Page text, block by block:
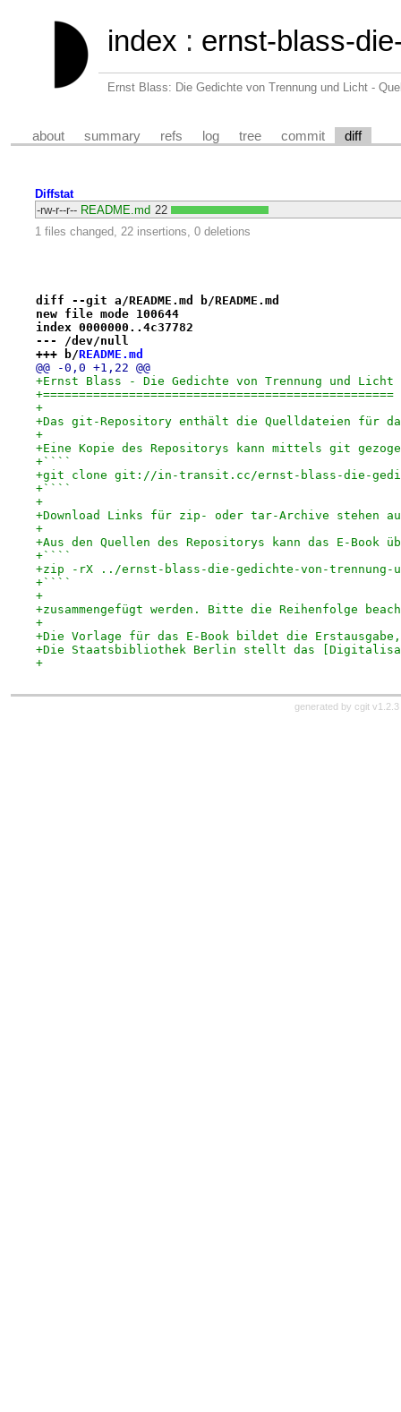
index : ernst-blass-
Ernst Blass: Die Gedichte von Trennung und Licht -
about summary refs log tree commit diff
Diffstat
-rw-r--r-- README.md 22
1 files changed, 22 insertions, 0 deletions
diff --git a/README.md b/README.md
new file mode 100644
index 0000000..4c37782
--- /dev/null
+++ b/README.md
@@ -0,0 +1,22 @@
+Ernst Blass - Die Gedichte von Trennung und Licht
+=================================================
+
+Das git-Repository enthält die Quelldateien für
+
+Eine Kopie des Repositorys kann mittels git
+````
+git clone git://in-transit.cc/ernst-blass-die-
+````
+
+Download Links für zip- oder tar-Archive
+
+Aus den Quellen des Repositorys kann das E-Book
+````
+zip -rX ../ernst-blass-die-gedichte-von-trennung-
+````
+
+zusammengefügt werden. Bitte die Reihenfolge
+
+Die Vorlage für das E-Book bildet die
+Die Staatsbibliothek Berlin stellt das [Digitalisat
+
generated bycgit v1.2.3